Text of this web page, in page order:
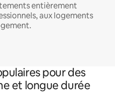
entièrement
aux logements
pour des
et longue durée